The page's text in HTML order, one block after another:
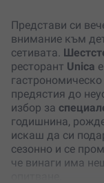
Представи си
внимание към
сетивата.
ресторант Unica
предястия до
избор за
годишнина,
искаш да си
сезонно и се
че винаги има